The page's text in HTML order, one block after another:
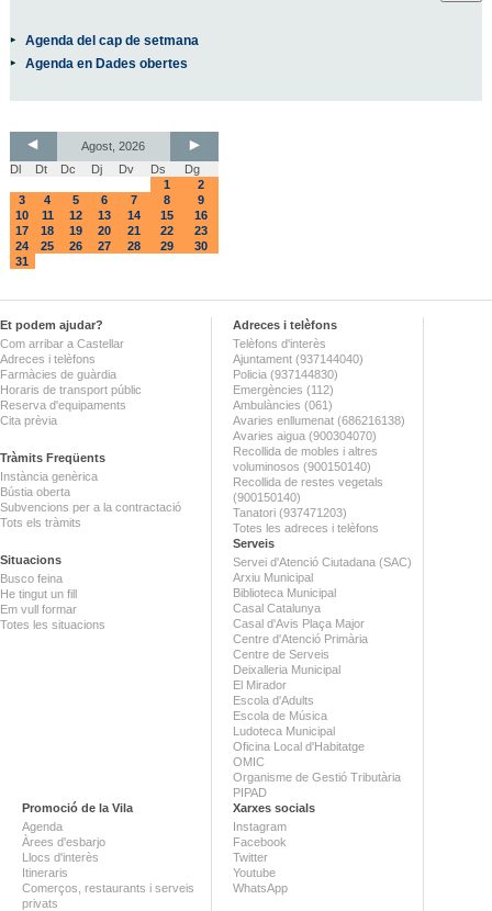
Agenda del cap de setmana
Agenda en Dades obertes
Agost, 2026
Dl
Dt Dc Dj Dv Ds
Dg
1
2
3
4 5 6 7 8
9
10
11 12 13 14 15
16
17
18 19 20 21 22
23
24
25 26 27 28 29
30
31
Et podem ajudar?
Com arribar a Castellar
Adreces i telèfons
Farmàcies de guàrdia
Horaris de transport públic
Reserva d'equipaments
Cita prèvia
Tràmits Freqüents
Instància genèrica
Bústia oberta
Subvencions per a la contractació
Tots els tràmits
Situacions
Busco feina
He tingut un fill
Em vull formar
Totes les situacions
Adreces i telèfons
Telèfons d'interès
Ajuntament (937144040)
Policia (937144830)
Emergències (112)
Ambulàncies (061)
Avaries enllumenat (686216138)
Avaries aigua (900304070)
Recollida de mobles i altres
voluminosos (900150140)
Recollida de restes vegetals
(900150140)
Tanatori (937471203)
Totes les adreces i telèfons
Serveis
Servei d'Atenció Ciutadana (SAC)
Arxiu Municipal
Biblioteca Municipal
Casal Catalunya
Casal d'Avis Plaça Major
Centre d'Atenció Primària
Centre de Serveis
Deixalleria Municipal
El Mirador
Escola d'Adults
Escola de Música
Ludoteca Municipal
Oficina Local d'Habitatge
OMIC
Organisme de Gestió Tributària
PIPAD
Promoció de la Vila
Agenda
Àrees d'esbarjo
Llocs d'interès
Itineraris
Comerços, restaurants i serveis
privats
Xarxes socials
Instagram
Facebook
Twitter
Youtube
WhatsApp